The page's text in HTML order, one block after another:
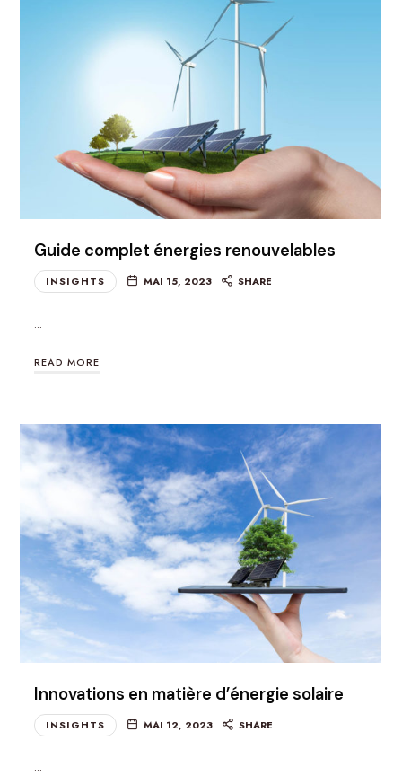
Guide complet énergies renouvelables
INSIGHTS MAI 15, 2023 SHARE
…
READ MORE
Innovations en matière d’énergie solaire
INSIGHTS MAI 12, 2023 SHARE
…